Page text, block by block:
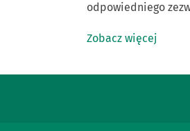
odpowiedniego
Zobacz więcej